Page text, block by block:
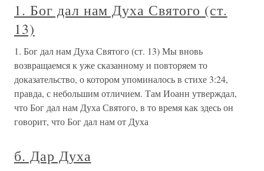
1. Бог дал нам Духа Святого (ст.
13)
1. Бог дал нам Духа Святого (ст. 13) Мы вновь
возвращаемся к уже сказанному и повторяем то
доказательство, о котором упоминалось в стихе 3:24,
правда, с небольшим отличием. Там Иоанн утверждал,
что Бог дал нам Духа Святого, в то время как здесь он
говорит, что Бог дал нам от Духа
б. Дар Духа